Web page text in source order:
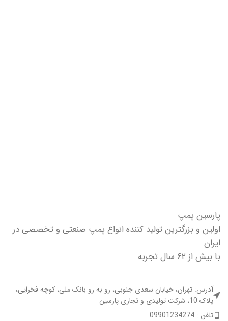
پارسین پمپ
اولین و بزرگترین تولید کننده انواع پمپ صنعتی و تخصصی در
ایران
با بیش از ۶۲ سال تجربه
آدرس: تهران، خیابان سعدی جنوبی، رو به رو بانک ملی، کوچه فخرایی،
پلاک 10، شرکت تولیدی و تجاری پارسین
تلفن : 09901234274